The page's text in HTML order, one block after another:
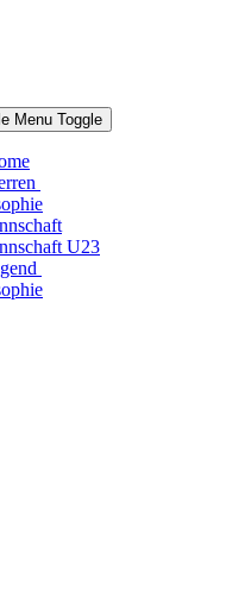
Menu Toggle
U23